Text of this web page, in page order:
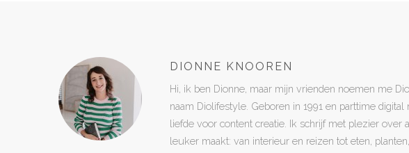
DIONNE KNOOREN
Hi, ik ben Dionne, maar mijn vrienden noemen me
naam Diolifestyle. Geboren in 1991 en parttime
liefde voor content creatie. Ik schrijf met plezier over
leuker maakt: van interieur en reizen tot eten,